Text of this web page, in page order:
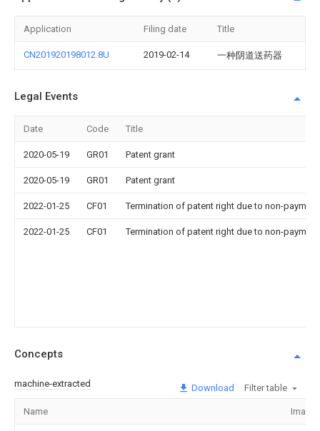
Application Filing date Title
CN201920198012.8U 2019-02-14 一种阴道送药器
Legal Events
Date Code Title
2020-05-19 GR01 Patent grant
2020-05-19 GR01 Patent grant
2022-01-25 CF01 Termination of patent right due to non-
2022-01-25 CF01 Termination of patent right due to non-
Concepts
machine-extracted Download Filter table
Name Image